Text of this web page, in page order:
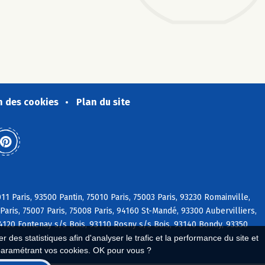
des statistiques afin d'analyser le trafic et la performance du site et
vos cookies. OK pour vous ?
des cookies Plan du site
Paris, 93500 Pantin, 75010 Paris, 75003 Paris, 93230 Romainville,
75007 Paris, 75008 Paris, 94160 St-Mandé, 93300 Aubervilliers,
Fontenay s/s Bois, 93110 Rosny s/s Bois, 93140 Bondy, 93350